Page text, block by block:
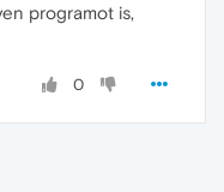
programot is,
0